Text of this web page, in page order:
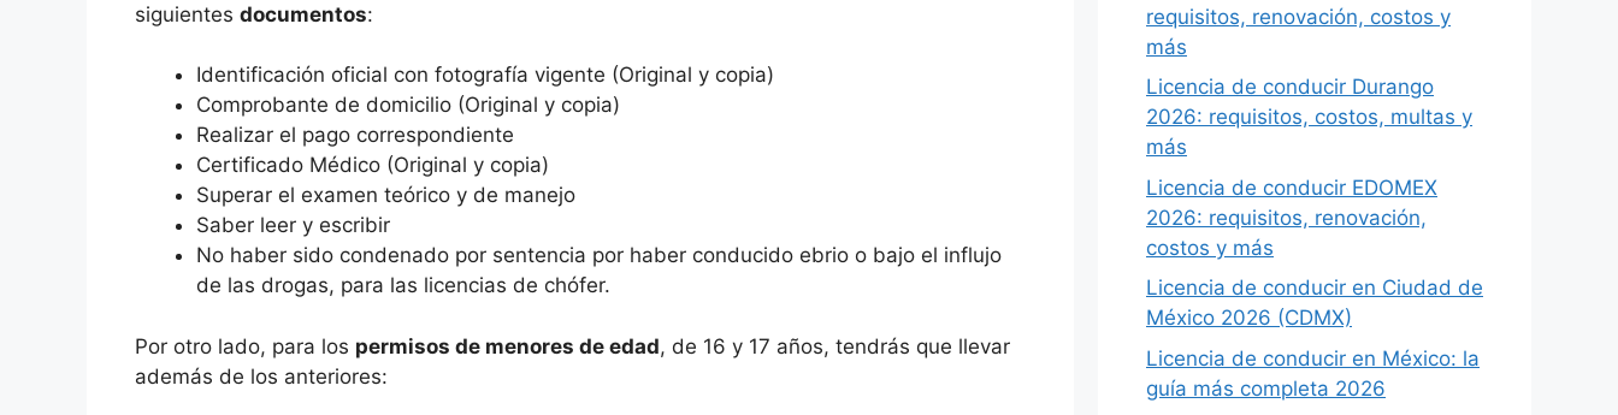
siguientes documentos:
Identificación oficial con fotografía vigente (Original y copia)
Comprobante de domicilio (Original y copia)
Realizar el pago correspondiente
Certificado Médico (Original y copia)
Superar el examen teórico y de manejo
Saber leer y escribir
No haber sido condenado por sentencia por haber conducido ebrio o bajo el influjo
de las drogas, para las licencias de chófer.
Por otro lado, para los permisos de menores de edad, de 16 y 17 años, tendrás que llevar
además de los anteriores:
requisitos, renovación, costos y
más
Licencia de conducir Durango
2026: requisitos, costos, multas y
más
Licencia de conducir EDOMEX
2026: requisitos, renovación,
costos y más
Licencia de conducir en Ciudad de
México 2026 (CDMX)
Licencia de conducir en México: la
guía más completa 2026